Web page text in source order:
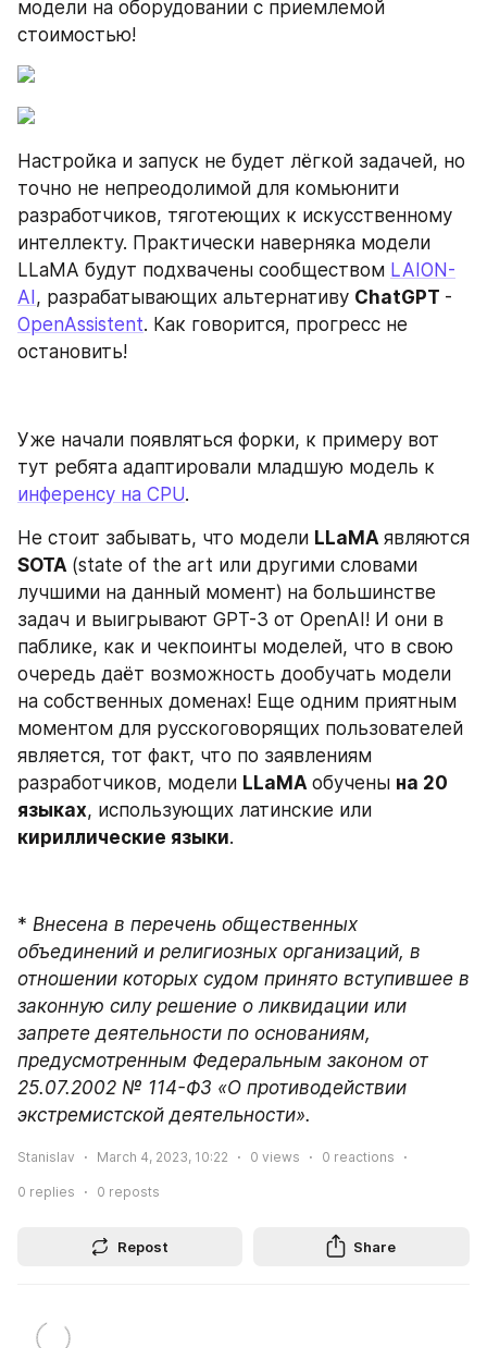
модели на оборудовании с приемлемой
стоимостью!
Настройка и запуск не будет лёгкой задачей, но
точно не непреодолимой для комьюнити
разработчиков, тяготеющих к искусственному
интеллекту. Практически наверняка модели
LLaMA будут подхвачены сообществом LAION-
AI , разрабатывающих альтернативу ChatGPT
OpenAssistent. Как говорится, прогресс не
остановить!
Уже начали появляться форки, к примеру вот
инференсу на CPU.
Не стоит забывать, что модели LLaMA
SOTA (state of the art или другими словами
лучшими на данный момент) на большинстве
задач и выигрывают GPT-3 от OpenAI! И они в
паблике, как и чекпоинты моделей, что в свою
очередь даёт возможность дообучать модели
на собственных доменах! Еще одним приятным
моментом для русскоговорящих пользователей
является, тот факт, что по заявлениям
разработчиков, модели LLaMA обучены на 20
языках
кириллические языки.
* Внесена в перечень общественных
объединений и религиозных организаций, в
отношении которых судом принято вступившее в
законную силу решение о ликвидации или
запрете деятельности по основаниям,
предусмотренным Федеральным законом от
25.07.2002 № 114-ФЗ «О противодействии
экстремистской деятельности».
Stanislav March 4, 2023, 10:22 0 views 0 reactions
0 replies 0 reposts
Repost Share